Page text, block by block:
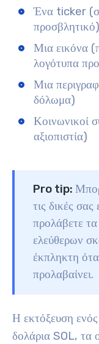
Ένα ticker
προσβλητικό)
Μια εικόνα
λογότυπα
Μια
δόλωμα)
Κοινωνικοί
αξιοπιστία)
Pro tip:
τις δικές
προλάβετε
ελεύθερων
έκπληκτη
προλαβαίνει.
Η εκτόξευση
δολάρια SOL, τα